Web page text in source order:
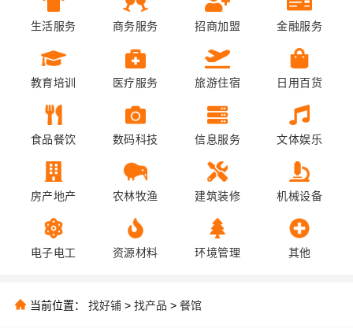
生活服务 商务服务 招商加盟 金融服务
教育培训 医疗服务 旅游住宿 日用百货
食品餐饮 数码科技 信息服务 文体娱乐
房产地产 农林牧渔 建筑装修 机械设备
电子电工 资源材料 环境管理 其他
当前位置： 找好铺 > 找产品 > 餐馆